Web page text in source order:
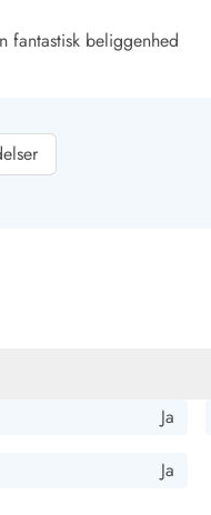
fantastisk beliggenhed
Ja
Ja